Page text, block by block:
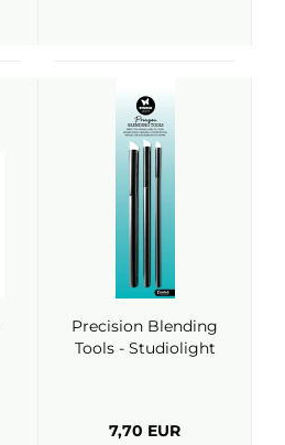
Precision Blending
Tools - Studiolight
7,70 EUR